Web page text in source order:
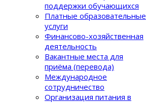
поддержки обучающихся
Платные образовательные
услуги
Финансово-хозяйственная
деятельность
Вакантные места для
приёма (перевода)
Международное
сотрудничество
Организация питания в